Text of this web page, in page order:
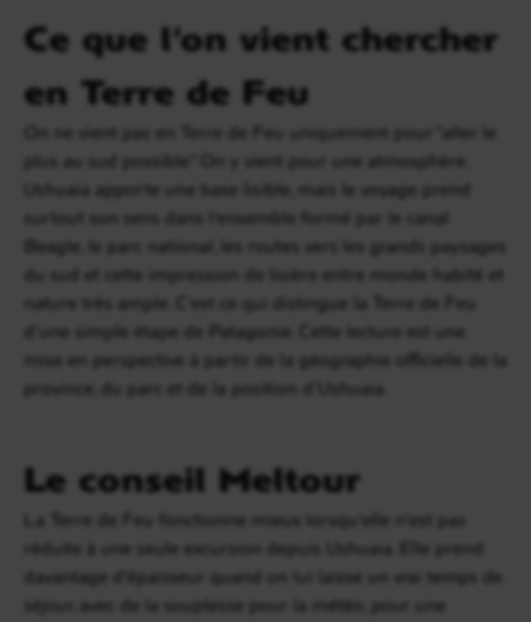
Ce que l’on vient chercher
en Terre de Feu
On ne vient pas en Terre de Feu uniquement pour “aller le
plus au sud possible”. On y vient pour une atmosphère.
Ushuaia apporte une base lisible, mais le voyage prend
surtout son sens dans l’ensemble formé par le canal
Beagle, le parc national, les routes vers les grands paysages
du sud et cette impression de lisière entre monde habité et
nature très ample. C’est ce qui distingue la Terre de Feu
d’une simple étape de Patagonie. Cette lecture est une
mise en perspective à partir de la géographie officielle de la
province, du parc et de la position d’Ushuaia.
Le conseil Meltour
La Terre de Feu fonctionne mieux lorsqu’elle n’est pas
réduite à une seule excursion depuis Ushuaia. Elle prend
davantage d’épaisseur quand on lui laisse un vrai temps de
séjour, avec de la souplesse pour la météo, pour une